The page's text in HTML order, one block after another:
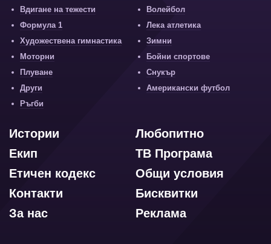
Вдигане на тежести
Волейбол
Формула 1
Лека атлетика
Художествена гимнастика
Зимни
Моторни
Бойни спортове
Плуване
Снукър
Други
Американски футбол
Ръгби
Любопитно
Истории
ТВ Програма
Екип
Общи условия
Етичен кодекс
Бисквитки
Контакти
Реклама
За нас